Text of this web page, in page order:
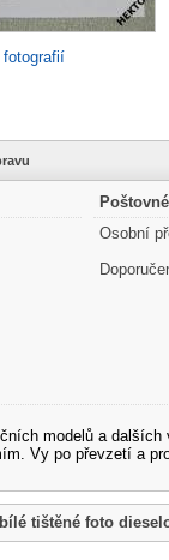
Osobní
modelů a
Vy po převzetí a
tištěné foto